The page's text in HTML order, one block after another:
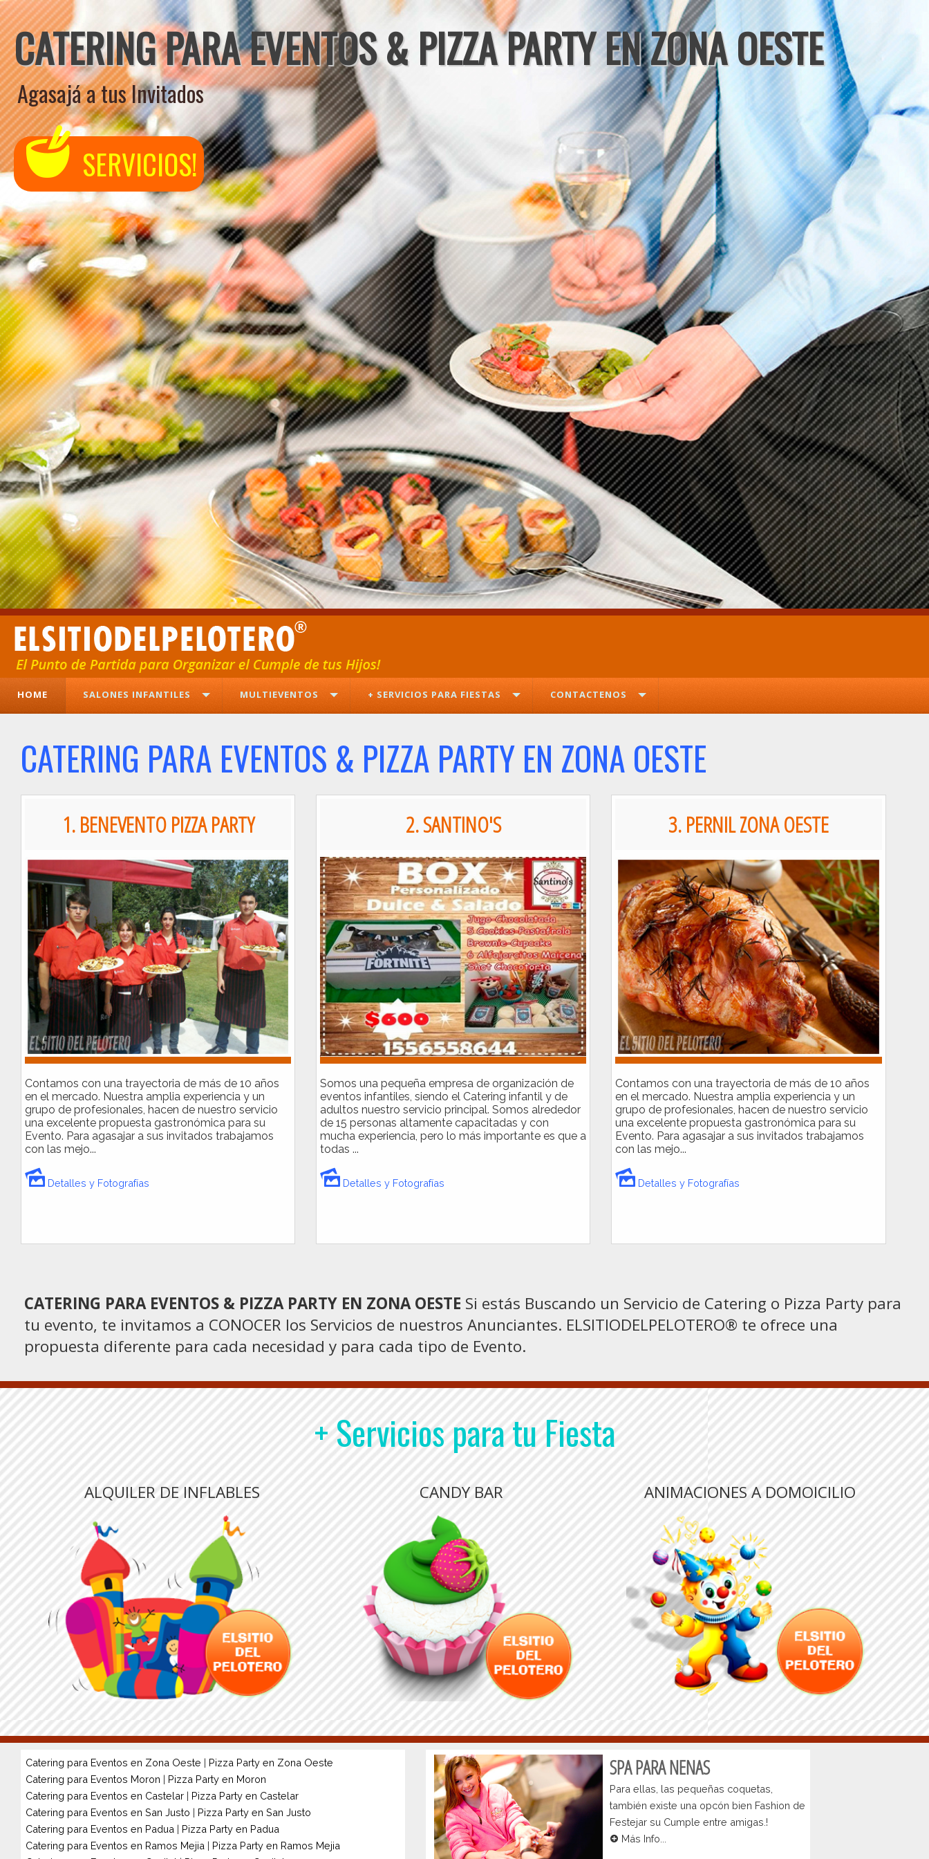
CATERING PARA EVENTOS & PIZZA PARTY EN ZONA OESTE
Agasajá a tus Invitados
SERVICIOS!
HOME SALONES INFANTILES MULTIEVENTOS + SERVICIOS PARA FIESTAS CONTACTENOS
CATERING PARA EVENTOS & PIZZA PARTY EN ZONA OESTE
1. BENEVENTO PIZZA PARTY
Contamos con una trayectoria de más de 10 años
en el mercado. Nuestra amplia experiencia y un
grupo de profesionales, hacen de nuestro servicio
una excelente propuesta gastronómica para su
Evento. Para agasajar a sus invitados trabajamos
con las mejo...
Detalles y Fotografías
2. SANTINO'S
Somos una pequeña empresa de organización de
eventos infantiles, siendo el Catering infantil y de
adultos nuestro servicio principal. Somos alrededor
de 15 personas altamente capacitadas y con
mucha experiencia, pero lo más importante es que a
todas ...
Detalles y Fotografías
3. PERNIL ZONA OESTE
Contamos con una trayectoria de más de 10 años
en el mercado. Nuestra amplia experiencia y un
grupo de profesionales, hacen de nuestro servicio
una excelente propuesta gastronómica para su
Evento. Para agasajar a sus invitados trabajamos
con las mejo...
Detalles y Fotografías
CATERING PARA EVENTOS & PIZZA PARTY EN ZONA OESTE Si estás Buscando un Servicio de Catering o Pizza Party para
tu evento, te invitamos a CONOCER los Servicios de nuestros Anunciantes. ELSITIODELPELOTERO® te ofrece una
propuesta diferente para cada necesidad y para cada tipo de Evento.
+ Servicios para tu Fiesta
ALQUILER DE INFLABLES CANDY BAR ANIMACIONES A DOMOICILIO
Catering para Eventos en Zona Oeste | Pizza Party en Zona Oeste
Catering para Eventos Moron | Pizza Party en Moron
Catering para Eventos en Castelar | Pizza Party en Castelar
Catering para Eventos en San Justo | Pizza Party en San Justo
Catering para Eventos en Padua | Pizza Party en Padua
Catering para Eventos en Ramos Mejia | Pizza Party en Ramos Mejia
SPA PARA NENAS
Para ellas, las pequeñas coquetas,
también existe una opcón bien Fashion de
Festejar su Cumple entre amigas.!
Más Info...